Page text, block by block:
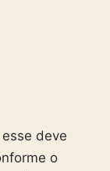
deve
o